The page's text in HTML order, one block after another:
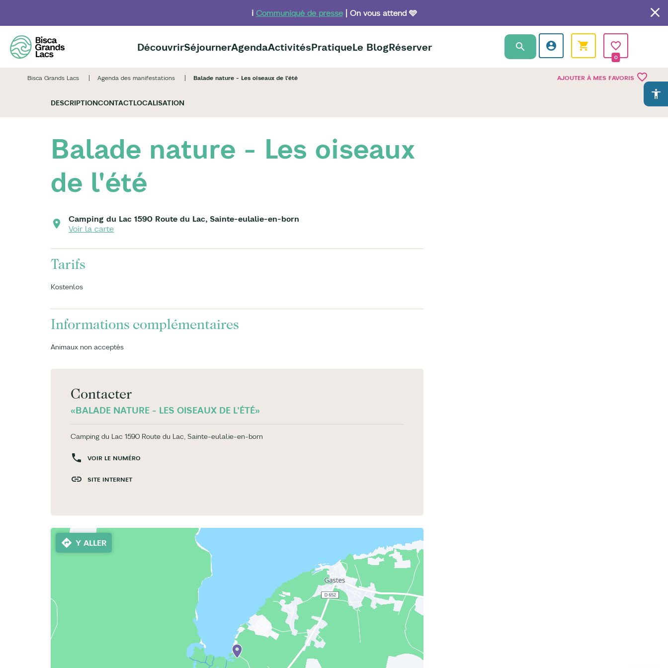
contenu
principal
ℹ️ Communiqué de presse| On vous attend 🩵
DécouvrirSéjournerAgendaActivitésPratiqueLe BlogRéserver
0
AJOUTER À MES FAVORIS favorite_border
Bisca Grands Lacs Agenda des manifestations Balade nature - Les oiseaux de l'été
accessibility
DESCRIPTIONCONTACTLOCALISATION
Balade nature - Les oiseaux
de l'été
Camping du Lac 1590 Route du Lac, Sainte-eulalie-en-born
Voir la carte
Tarifs
Kostenlos
Informations complémentaires
Animaux non acceptés
Contacter
«BALADE NATURE - LES OISEAUX DE L'ÉTÉ»
Camping du Lac 1590 Route du Lac, Sainte-eulalie-en-born
VOIR LE NUMÉRO
SITE INTERNET
Y ALLER